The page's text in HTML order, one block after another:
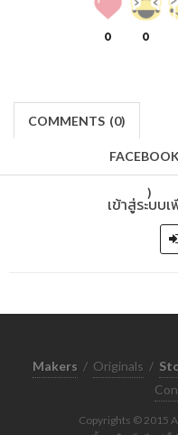
0 0
COMMENTS (0)
FACEBOOK
)
เข้าสู่ระบบ
Makers / Originals /
Copyrights © 2015